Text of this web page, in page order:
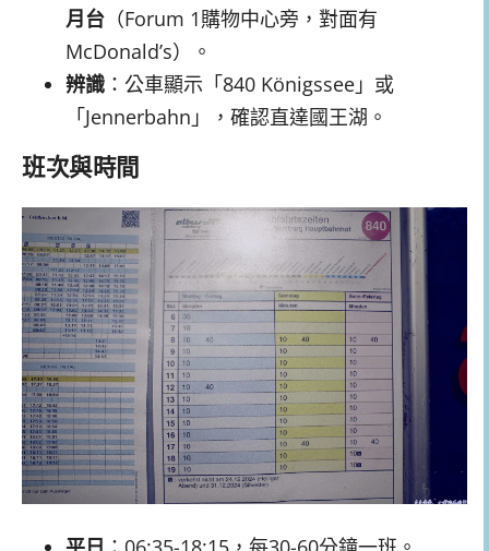
月台 （Forum 1購物中心旁，對面有
McDonald’s）。
辨識 ：公車顯示「840 Königssee」或
「Jennerbahn」，確認直達國王湖。
班次與時間